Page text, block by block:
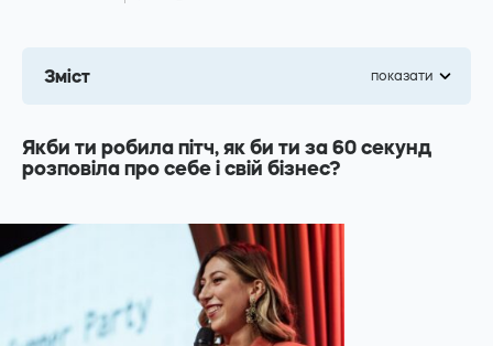
Facebook
Зміст показати
Якби ти робила пітч, як би ти за 60 секунд
розповіла про себе і свій бізнес?